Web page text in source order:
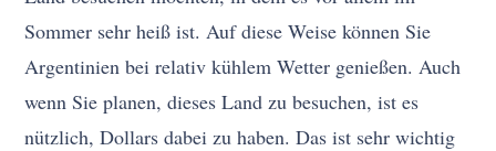
Sommer sehr heiß ist. Auf diese Weise können Sie
Argentinien bei relativ kühlem Wetter genießen. Auch
wenn Sie planen, dieses Land zu besuchen, ist es
nützlich, Dollars dabei zu haben. Das ist sehr wichtig